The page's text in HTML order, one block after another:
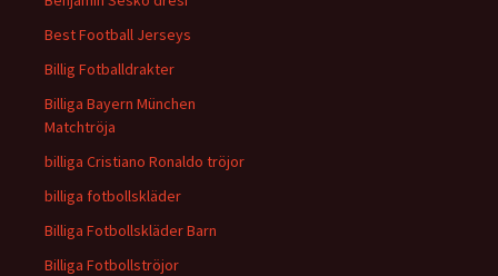
Best Football Jerseys
Billig Fotballdrakter
Billiga Bayern München
Matchtröja
billiga Cristiano Ronaldo tröjor
billiga fotbollskläder
Billiga Fotbollskläder Barn
Billiga Fotbollströjor